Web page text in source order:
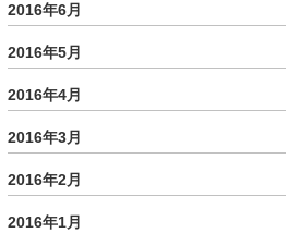
2016年6月
2016年5月
2016年4月
2016年3月
2016年2月
2016年1月